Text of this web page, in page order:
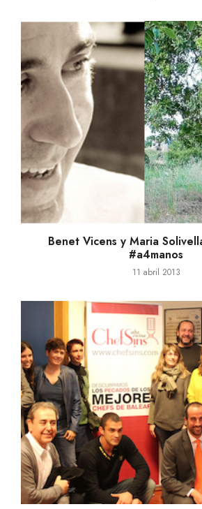
Benet Vicens y Maria
#a4manos
11 abril 2013